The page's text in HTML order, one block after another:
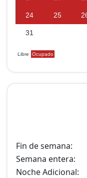
Fin de semana:
Semana entera:
Noche Adicional: